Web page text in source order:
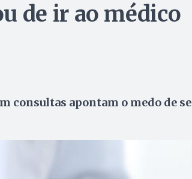
de ir ao médico
consultas apontam o medo de se